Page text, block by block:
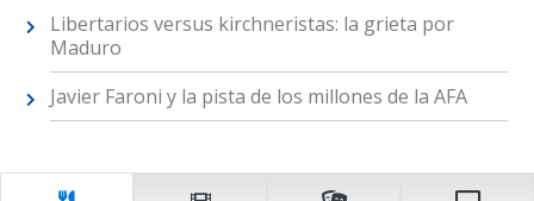
Libertarios versus kirchneristas: la grieta por
Maduro
Javier Faroni y la pista de los millones de la AFA